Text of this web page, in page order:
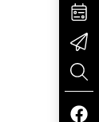
Nächster Treffer